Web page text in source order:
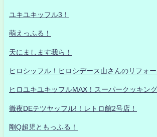
ユキユキッフル3！
萌えっふる！
天にまします我ら！
ヒロシッフル！ヒロシデース山さんのリフォー
ヒロユキユキッフルMAX！スーパークッキング
徹夜DEテツヤッフル!！レトロ館2号店！
剛Q超児ともっふる！